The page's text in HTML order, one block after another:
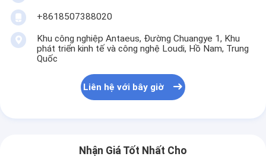
+8618507388020
Khu công nghiệp Antaeus, Đường Chuangye 1, Khu
phát triển kinh tế và công nghệ Loudi, Hồ Nam, Trung
Quốc
Liên hệ với bây giờ
Nhận Giá Tốt Nhất Cho